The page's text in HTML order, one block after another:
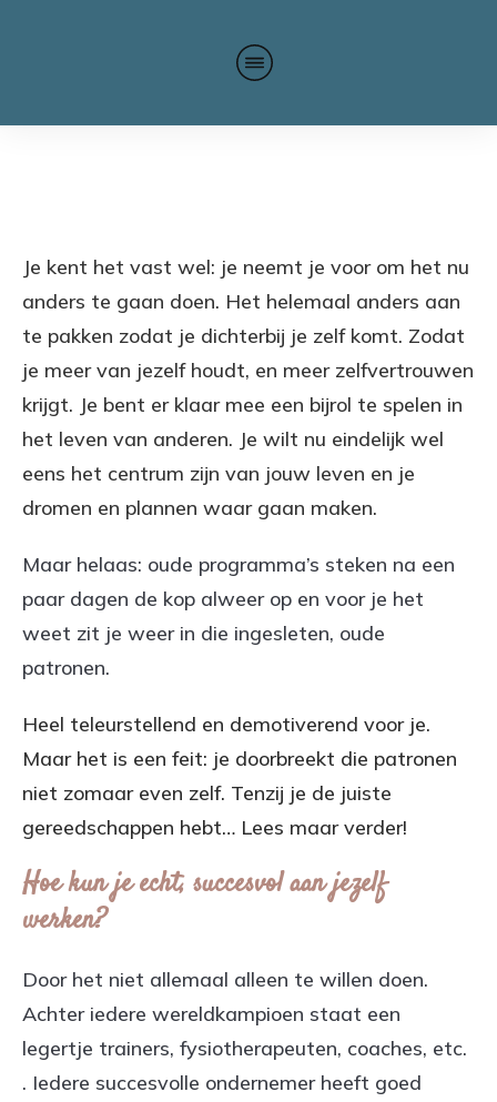
Je kent het vast wel: je neemt je voor om het nu
anders te gaan doen. Het helemaal anders aan
te pakken zodat je dichterbij je zelf komt. Zodat
je meer van jezelf houdt, en meer zelfvertrouwen
krijgt. Je bent er klaar mee een bijrol te spelen in
het leven van anderen. Je wilt nu eindelijk wel
eens het centrum zijn van jouw leven en je
dromen en plannen waar gaan maken.
Maar helaas: oude programma’s steken na een
paar dagen de kop alweer op en voor je het
weet zit je weer in die ingesleten, oude
patronen.
Heel teleurstellend en demotiverend voor je.
Maar het is een feit: je doorbreekt die patronen
niet zomaar even zelf. Tenzij je de juiste
gereedschappen hebt… Lees maar verder!
Hoe kun je echt, succesvol aan jezelf
werken?
Door het niet allemaal alleen te willen doen.
Achter iedere wereldkampioen staat een
legertje trainers, fysiotherapeuten, coaches, etc.
. Iedere succesvolle ondernemer heeft goed